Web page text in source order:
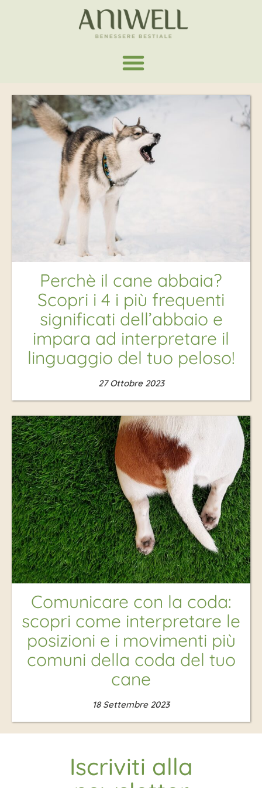
Perchè il cane abbaia?
Scopri i 4 i più frequenti
significati dell’abbaio e
impara ad interpretare il
linguaggio del tuo peloso!
27 Ottobre 2023
Comunicare con la coda:
scopri come interpretare le
posizioni e i movimenti più
comuni della coda del tuo
cane
18 Settembre 2023
Iscriviti alla